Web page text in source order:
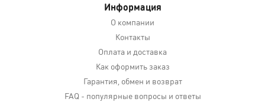
Информация
О компании
Контакты
Оплата и доставка
Как оформить заказ
Гарантия, обмен и возврат
FAQ - популярные вопросы и ответы